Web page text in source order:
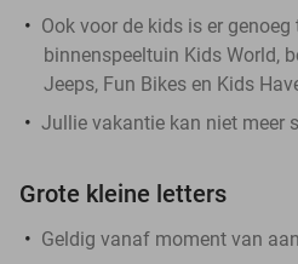
Ook voor de kids is er genoeg
binnenspeeltuin Kids World,
Jeeps, Fun Bikes en Kids
Jullie vakantie kan niet meer
Grote kleine letters
Geldig vanaf moment van